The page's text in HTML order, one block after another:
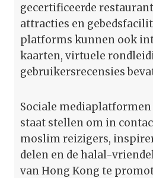
gecertificeerde
attracties en
platforms kunnen ook
kaarten, virtuele
gebruikersrecensies
Sociale mediaplatformen
staat stellen om in
moslim reizigers,
delen en de halal-
van Hong Kong te